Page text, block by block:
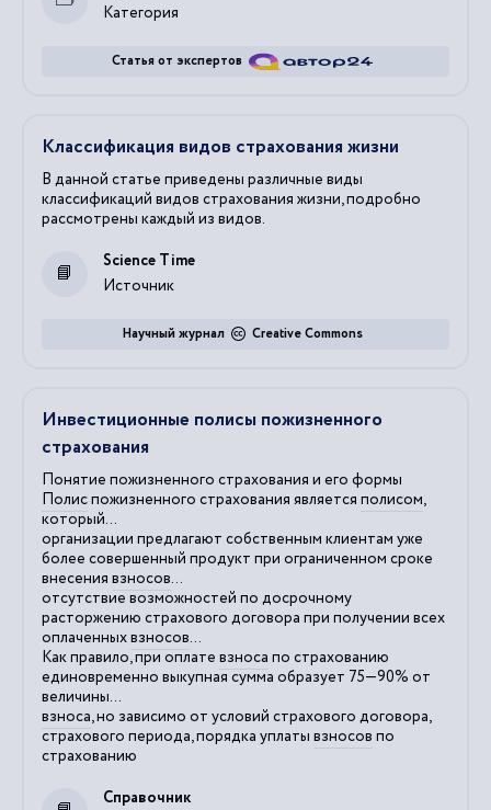
Категория
Статья от экспертов
Классификация видов страхования жизни
В данной статье приведены различные виды
классификаций видов страхования жизни, подробно
рассмотрены каждый из видов.
Источник
Science Time
Creative Commons
Научный журнал
Инвестиционные полисы пожизненного
страхования
Понятие пожизненного страхования и его формы
Полиспожизненного страхования является полисом,
который...
организации предлагают собственным клиентам уже
более совершенный продукт при ограниченном сроке
внесения взносов...
отсутствие возможностей по досрочному
расторжению страхового договора при получении всех
оплаченныхвзносов...
Как правило, при оплате взноса по страхованию
единовременно выкупная сумма образует 75—90% от
величины...
взноса, но зависимо от условий страхового договора,
страхового периода, порядка уплаты взносов по
страхованию
Справочник